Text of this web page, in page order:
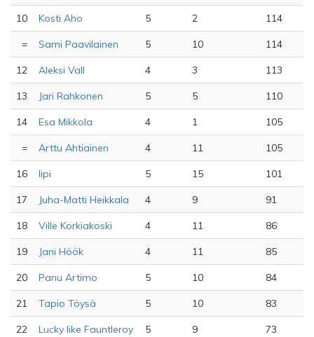
10 Kosti Aho 5 2 114
= Sami Paavilainen 5 10 114
12 Aleksi Vall 4 3 113
13 Jari Rahkonen 5 5 110
14 Esa Mikkola 4 1 105
= Arttu Ahtiainen 4 11 105
16 lipi 5 15 101
17 Juha-Matti Heikkala 4 9 91
18 Ville Korkiakoski 4 11 86
19 Jani Höök 4 11 85
20 Panu Artimo 5 10 84
21 Tapio Töysä 5 10 83
22 Lucky like Fauntleroy 5 9 73